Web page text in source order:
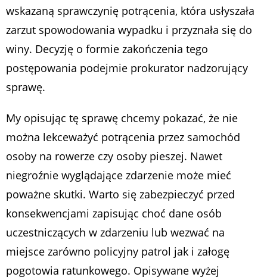
wskazaną sprawczynię potrącenia, która usłyszała
zarzut spowodowania wypadku i przyznała się do
winy. Decyzję o formie zakończenia tego
postępowania podejmie prokurator nadzorujący
sprawę.
My opisując tę sprawę chcemy pokazać, że nie
można lekceważyć potrącenia przez samochód
osoby na rowerze czy osoby pieszej. Nawet
niegroźnie wyglądające zdarzenie może mieć
poważne skutki. Warto się zabezpieczyć przed
konsekwencjami zapisując choć dane osób
uczestniczących w zdarzeniu lub wezwać na
miejsce zarówno policyjny patrol jak i załogę
pogotowia ratunkowego. Opisywane wyżej